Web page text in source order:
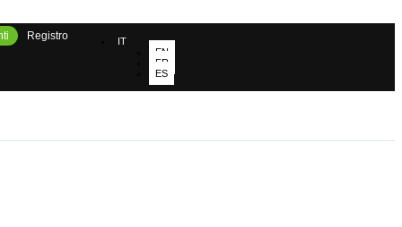
Registro
IT
EN
FR
ES